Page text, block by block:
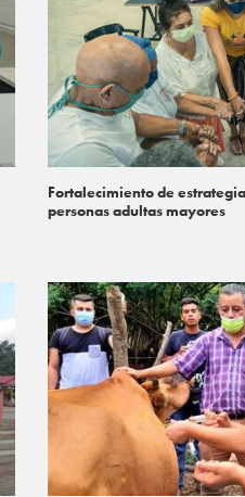
Fortalecimiento de
personas adultas mayores